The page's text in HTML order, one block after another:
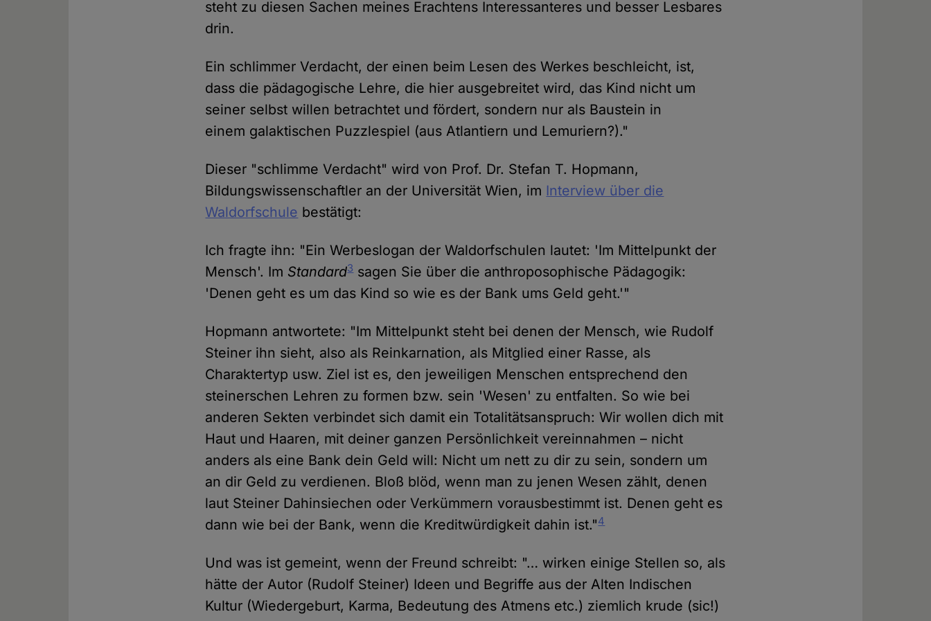
steht zu diesen Sachen meines Erachtens Interessanteres und besser Lesbares
drin.
Ein schlimmer Verdacht, der einen beim Lesen des Werkes beschleicht, ist,
dass die pädagogische Lehre, die hier ausgebreitet wird, das Kind nicht um
seiner selbst willen betrachtet und fördert, sondern nur als Baustein in
einem galaktischen Puzzlespiel (aus Atlantiern und Lemuriern?)."
Dieser "schlimme Verdacht" wird von Prof. Dr. Stefan T. Hopmann,
Bildungswissenschaftler an der Universität Wien, im Interview über die
Waldorfschule bestätigt:
Ich fragte ihn: "Ein Werbeslogan der Waldorfschulen lautet: 'Im Mittelpunkt der
Mensch'. Im Standard3sagen Sie über die anthroposophische Pädagogik:
'Denen geht es um das Kind so wie es der Bank ums Geld geht.'"
Hopmann antwortete: "Im Mittelpunkt steht bei denen der Mensch, wie Rudolf
Steiner ihn sieht, also als Reinkarnation, als Mitglied einer Rasse, als
Charaktertyp usw. Ziel ist es, den jeweiligen Menschen entsprechend den
steinerschen Lehren zu formen bzw. sein 'Wesen' zu entfalten. So wie bei
anderen Sekten verbindet sich damit ein Totalitätsanspruch: Wir wollen dich mit
Haut und Haaren, mit deiner ganzen Persönlichkeit vereinnahmen – nicht
anders als eine Bank dein Geld will: Nicht um nett zu dir zu sein, sondern um
an dir Geld zu verdienen. Bloß blöd, wenn man zu jenen Wesen zählt, denen
laut Steiner Dahinsiechen oder Verkümmern vorausbestimmt ist. Denen geht es
dann wie bei der Bank, wenn die Kreditwürdigkeit dahin ist."4
Und was ist gemeint, wenn der Freund schreibt: "… wirken einige Stellen so, als
hätte der Autor (Rudolf Steiner) Ideen und Begriffe aus der Alten Indischen
Kultur (Wiedergeburt, Karma, Bedeutung des Atmens etc.) ziemlich krude (sic!)